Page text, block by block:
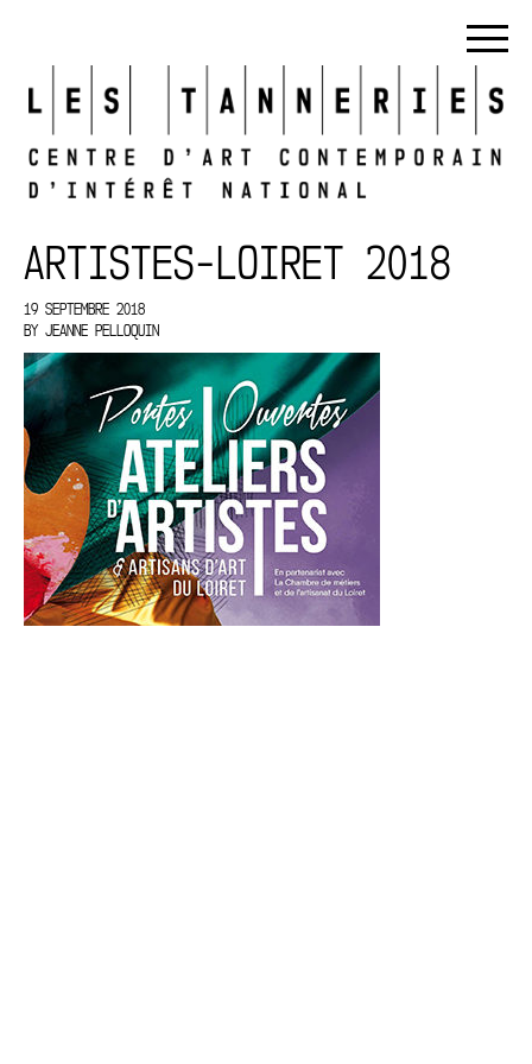
ARTISTES-LOIRET 2018
19 SEPTEMBRE 2018
BY JEANNE PELLOQUIN